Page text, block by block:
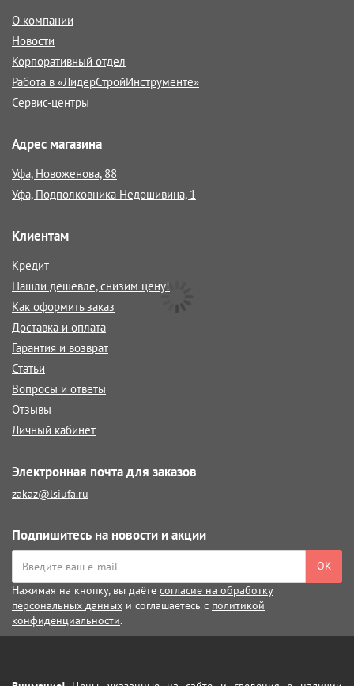
О компании
Новости
Корпоративный отдел
Работа в «ЛидерСтройИнструменте»
Сервис-центры
Адрес магазина
Уфа, Новоженова, 88
Уфа, Подполковника Недошивина, 1
Клиентам
Кредит
Нашли дешевле, снизим цену!
Как оформить заказ
Доставка и оплата
Гарантия и возврат
Статьи
Вопросы и ответы
Отзывы
Личный кабинет
Электронная почта для заказов
zakaz@lsiufa.ru
Подпишитесь на новости и акции
ОК
Нажимая на кнопку, вы даёте согласие на обработку
персональных данных и соглашаетесь с политикой
конфиденциальности.